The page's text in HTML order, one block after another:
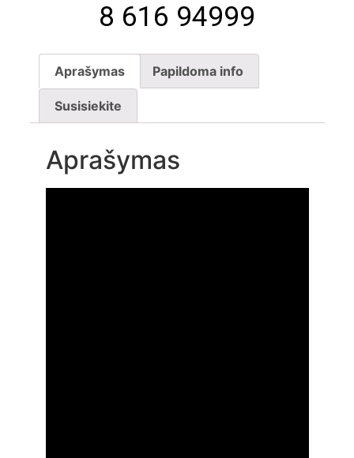
8 616 94999
Aprašymas Papildoma info
Susisiekite
Aprašymas